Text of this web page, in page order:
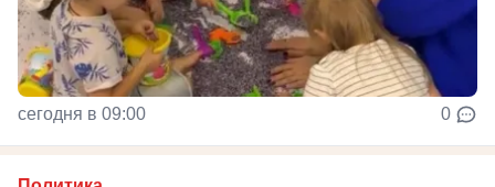
сегодня в 09:00 0